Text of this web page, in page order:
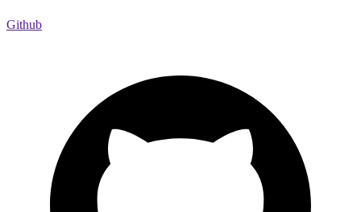
Github